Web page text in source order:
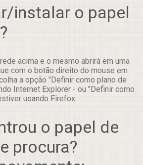
instalar o papel
acima e o mesmo abrirá em uma
com o botão direito do mouse em
a opção "Definir como plano de
Internet Explorer - ou "Definir como
usando Firefox.
o papel de
procura?